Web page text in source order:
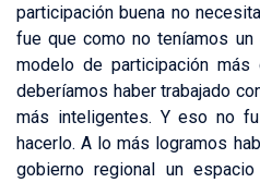
participación buena no
fue que como no teníamos
modelo de participación más
deberíamos haber trabajado
más inteligentes. Y eso no
hacerlo. A lo más logramos
gobierno regional un